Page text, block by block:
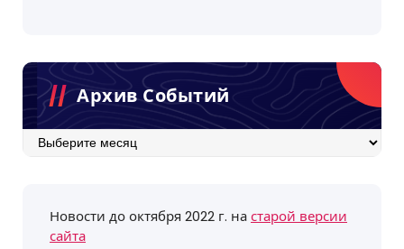
Архив Событий
Архив
Новости до октября 2022 г. настарой версии
сайта